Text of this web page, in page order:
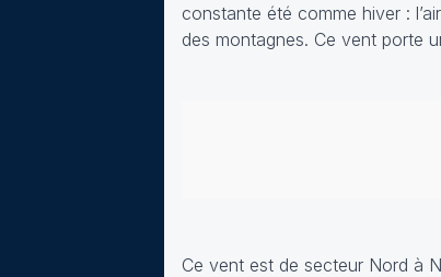
constante été comme hiver :
des montagnes. Ce vent porte
Ce vent est de secteur Nord à